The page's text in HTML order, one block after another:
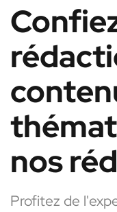
nos
Profitez de